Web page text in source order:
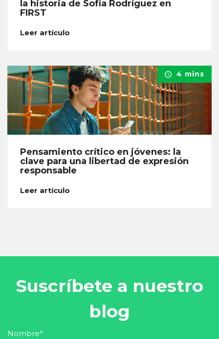
la historia de Sofía Rodríguez en
FIRST
Leer artículo
4 mins
Pensamiento crítico en jóvenes: la
clave para una libertad de expresión
responsable
Leer artículo
Suscríbete a nuestro
blog
Nombre*